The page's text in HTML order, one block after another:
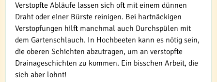
Verstopfte Abläufe lassen sich oft mit einem dünnen
Draht oder einer Bürste reinigen. Bei hartnäckigen
Verstopfungen hilft manchmal auch Durchspülen mit
dem Gartenschlauch. In Hochbeeten kann es nötig sein,
die oberen Schichten abzutragen, um an verstopfte
Drainageschichten zu kommen. Ein bisschen Arbeit, die
sich aber lohnt!